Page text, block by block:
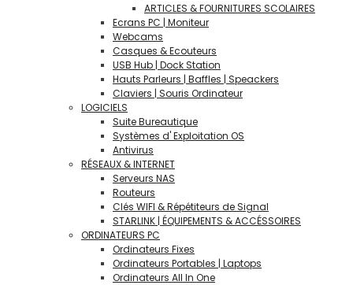
ARTICLES & FOURNITURES SCOLAIRES
Ecrans PC | Moniteur
Webcams
Casques & Ecouteurs
USB Hub | Dock Station
Hauts Parleurs | Baffles | Speackers
Claviers | Souris Ordinateur
LOGICIELS
Suite Bureautique
Systèmes d' Exploitation OS
Antivirus
RÉSEAUX & INTERNET
Serveurs NAS
Routeurs
Clés WIFI & Répétiteurs de Signal
STARLINK | ÉQUIPEMENTS & ACCÉSSOIRES
ORDINATEURS PC
Ordinateurs Fixes
Ordinateurs Portables | Laptops
Ordinateurs All In One